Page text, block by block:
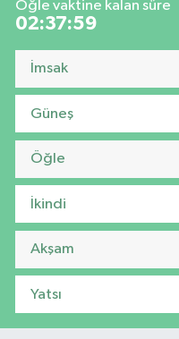
Öğle vaktine kalan süre
02:37:58
İmsak
Güneş
Öğle
İkindi
Akşam
Yatsı